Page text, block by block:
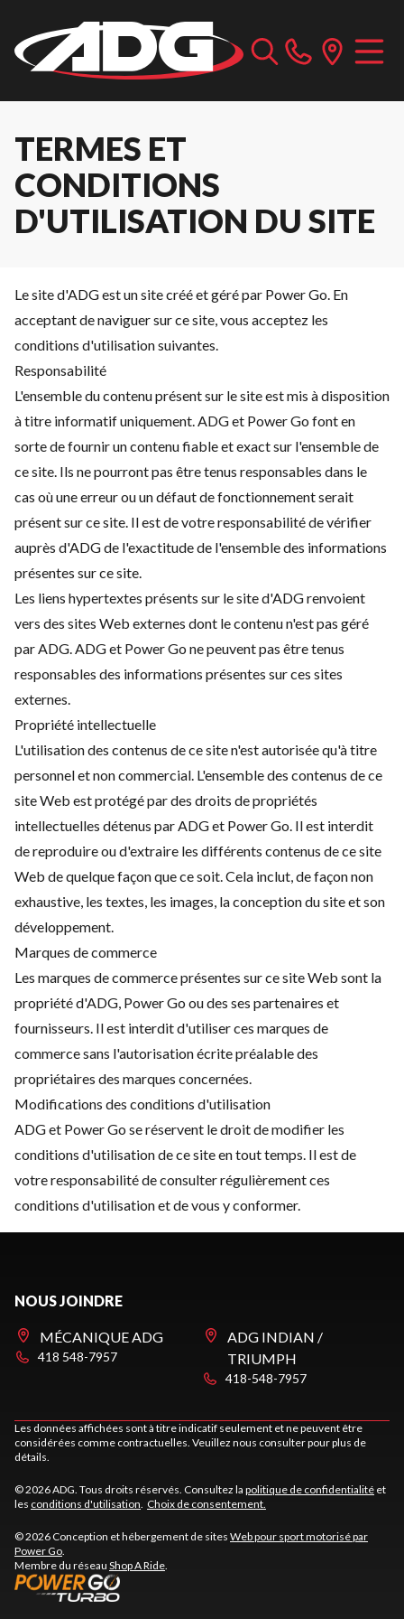
TERMES ET
CONDITIONS
D'UTILISATION DU SITE
Le site d'ADG est un site créé et géré par Power Go. En
acceptant de naviguer sur ce site, vous acceptez les
conditions d'utilisation suivantes.
Responsabilité
L'ensemble du contenu présent sur le site est mis à disposition
à titre informatif uniquement. ADG et Power Go font en
sorte de fournir un contenu fiable et exact sur l'ensemble de
ce site. Ils ne pourront pas être tenus responsables dans le
cas où une erreur ou un défaut de fonctionnement serait
présent sur ce site. Il est de votre responsabilité de vérifier
auprès d'ADG de l'exactitude de l'ensemble des informations
présentes sur ce site.
Les liens hypertextes présents sur le site d'ADG renvoient
vers des sites Web externes dont le contenu n'est pas géré
par ADG. ADG et Power Go ne peuvent pas être tenus
responsables des informations présentes sur ces sites
externes.
Propriété intellectuelle
L'utilisation des contenus de ce site n'est autorisée qu'à titre
personnel et non commercial. L'ensemble des contenus de ce
site Web est protégé par des droits de propriétés
intellectuelles détenus par ADG et Power Go. Il est interdit
de reproduire ou d'extraire les différents contenus de ce site
Web de quelque façon que ce soit. Cela inclut, de façon non
exhaustive, les textes, les images, la conception du site et son
développement.
Marques de commerce
Les marques de commerce présentes sur ce site Web sont la
propriété d'ADG, Power Go ou des ses partenaires et
fournisseurs. Il est interdit d'utiliser ces marques de
commerce sans l'autorisation écrite préalable des
propriétaires des marques concernées.
Modifications des conditions d'utilisation
ADG et Power Go se réservent le droit de modifier les
conditions d'utilisation de ce site en tout temps. Il est de
votre responsabilité de consulter régulièrement ces
conditions d'utilisation et de vous y conformer.
NOUS JOINDRE
MÉCANIQUE ADG
418 548-7957
ADG INDIAN /
TRIUMPH
418-548-7957
Les données affichées sont à titre indicatif seulement et ne peuvent être
considérées comme contractuelles. Veuillez nous consulter pour plus de
détails.
© 2026 ADG. Tous droits réservés. Consultez la politique de confidentialité et
les conditions d'utilisation. Choix de consentement.
© 2026 Conception et hébergement de sites Web pour sport motorisé par
Power Go.
Membre du réseau Shop A Ride.